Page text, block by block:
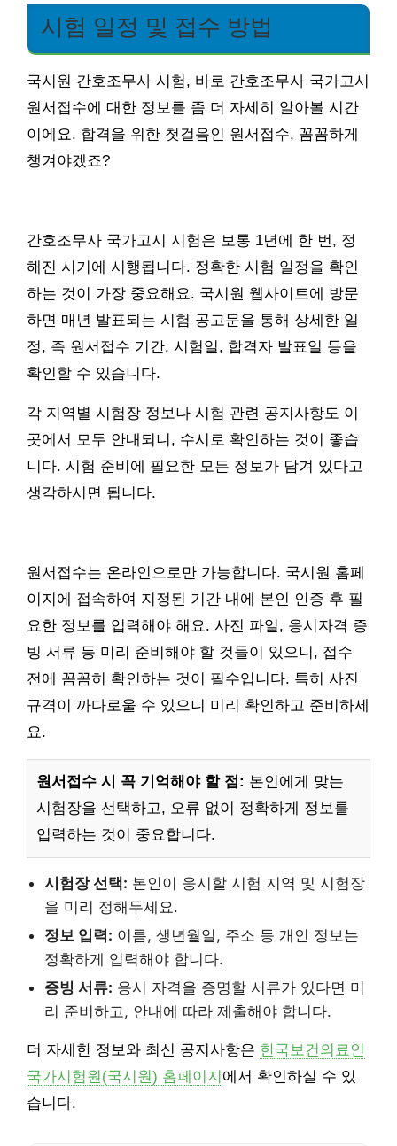
시험 일정 및 접수 방법
국시원 간호조무사 시험, 바로 간호조무사 국가고시
원서접수에 대한 정보를 좀 더 자세히 알아볼 시간
이에요. 합격을 위한 첫걸음인 원서접수, 꼼꼼하게
챙겨야겠죠?
간호조무사 국가고시 시험은 보통 1년에 한 번, 정
해진 시기에 시행됩니다. 정확한 시험 일정을 확인
하는 것이 가장 중요해요. 국시원 웹사이트에 방문
하면 매년 발표되는 시험 공고문을 통해 상세한 일
정, 즉 원서접수 기간, 시험일, 합격자 발표일 등을
확인할 수 있습니다.
각 지역별 시험장 정보나 시험 관련 공지사항도 이
곳에서 모두 안내되니, 수시로 확인하는 것이 좋습
니다. 시험 준비에 필요한 모든 정보가 담겨 있다고
생각하시면 됩니다.
원서접수는 온라인으로만 가능합니다. 국시원 홈페
이지에 접속하여 지정된 기간 내에 본인 인증 후 필
요한 정보를 입력해야 해요. 사진 파일, 응시자격 증
빙 서류 등 미리 준비해야 할 것들이 있으니, 접수
전에 꼼꼼히 확인하는 것이 필수입니다. 특히 사진
규격이 까다로울 수 있으니 미리 확인하고 준비하세
요.
원서접수 시 꼭 기억해야 할 점: 본인에게 맞는
시험장을 선택하고, 오류 없이 정확하게 정보를
입력하는 것이 중요합니다.
시험장 선택: 본인이 응시할 시험 지역 및 시험장
을 미리 정해두세요.
정보 입력: 이름, 생년월일, 주소 등 개인 정보는
정확하게 입력해야 합니다.
증빙 서류: 응시 자격을 증명할 서류가 있다면 미
리 준비하고, 안내에 따라 제출해야 합니다.
더 자세한 정보와 최신 공지사항은 한국보건의료인
국가시험원(국시원) 홈페이지 에서 확인하실 수 있
습니다.